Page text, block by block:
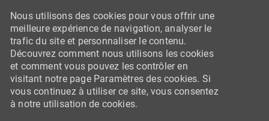
Nous utilisons des cookies pour vous offrir une
meilleure expérience de navigation, analyser le
trafic du site et personnaliser le contenu.
Découvrez comment nous utilisons les cookies
et comment vous pouvez les contrôler en
visitant notre page Paramètres des cookies. Si
vous continuez à utiliser ce site, vous consentez
à notre utilisation de cookies.